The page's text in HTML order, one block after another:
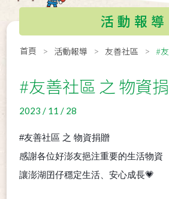
活動報導
首頁 活動報導 友善社區 #
#友善社區 之 物資
2023 / 11 / 28
#友善社區 之 物資捐贈
感謝各位好澎友挹注重要的生活物資
讓澎湖囝仔穩定生活、安心成長💗